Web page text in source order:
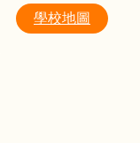
學校地圖